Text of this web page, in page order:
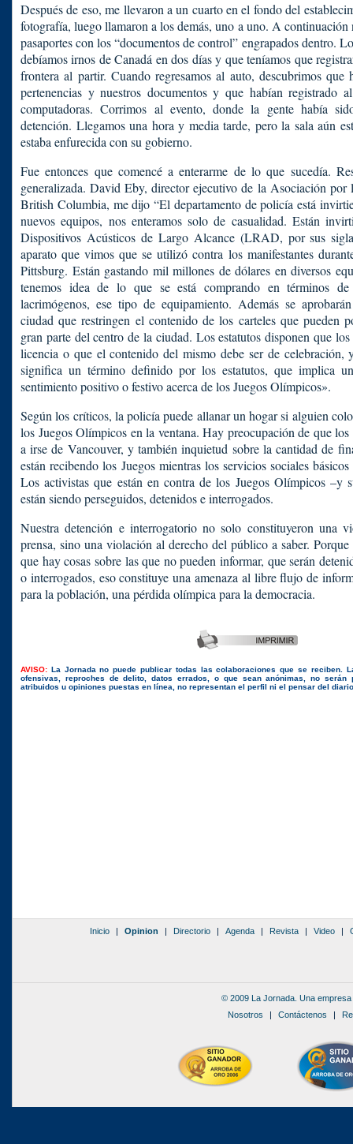
Después de eso, me llevaron a un cuarto en el fondo del
fotografía, luego llamaron a los demás, uno a uno. A continuación
pasaportes con los “documentos de control” engrapados dentro.
debíamos irnos de Canadá en dos días y que teníamos que
frontera al partir. Cuando regresamos al auto, descubrimos que
pertenencias y nuestros documentos y que habían registrado
computadoras. Corrimos al evento, donde la gente había
detención. Llegamos una hora y media tarde, pero la sala aún
estaba enfurecida con su gobierno.
Fue entonces que comencé a enterarme de lo que sucedía.
generalizada. David Eby, director ejecutivo de la Asociación por
British Columbia, me dijo “El departamento de policía está
nuevos equipos, nos enteramos solo de casualidad. Están
Dispositivos Acústicos de Largo Alcance (LRAD, por sus
aparato que vimos que se utilizó contra los manifestantes
Pittsburg. Están gastando mil millones de dólares en diversos
tenemos idea de lo que se está comprando en términos
lacrimógenos, ese tipo de equipamiento. Además se
ciudad que restringen el contenido de los carteles que pueden
gran parte del centro de la ciudad. Los estatutos disponen que
licencia o que el contenido del mismo debe ser de celebración,
significa un término definido por los estatutos, que implica
sentimiento positivo o festivo acerca de los Juegos Olímpicos».
Según los críticos, la policía puede allanar un hogar si alguien
los Juegos Olímpicos en la ventana. Hay preocupación de que
a irse de Vancouver, y también inquietud sobre la cantidad de
están recibendo los Juegos mientras los servicios sociales
Los activistas que están en contra de los Juegos Olímpicos –y
están siendo perseguidos, detenidos e interrogados.
Nuestra detención e interrogatorio no solo constituyeron una
prensa, sino una violación al derecho del público a saber.
que hay cosas sobre las que no pueden informar, que serán
o interrogados, eso constituye una amenaza al libre flujo de
para la población, una pérdida olímpica para la democracia.
AVISO: La Jornada no puede publicar todas las colaboraciones que se reciben.
ofensivas, reproches de delito, datos errados, o que sean anónimas, no serán
atribuidos u opiniones puestas en línea, no representan el perfil ni el pensar del
Inicio | Opinion | Directorio | Agenda | Revista | Video |
© 2009 La Jornada. Una
Nosotros | Contáctenos |